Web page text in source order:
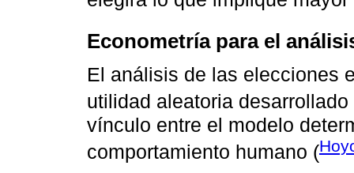
Econometría para el
El análisis de las elecciones
utilidad aleatoria
vínculo entre el modelo
comportamiento humano (